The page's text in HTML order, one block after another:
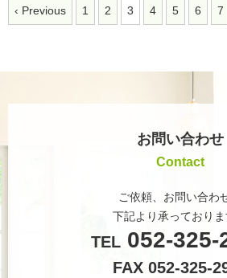
‹ Previous 1 2 3 4 5 6 7
お問い合わせ
Contact
ご依頼、お問い合わ
下記より承っておりま
TEL052-325-
FAX 052-325-